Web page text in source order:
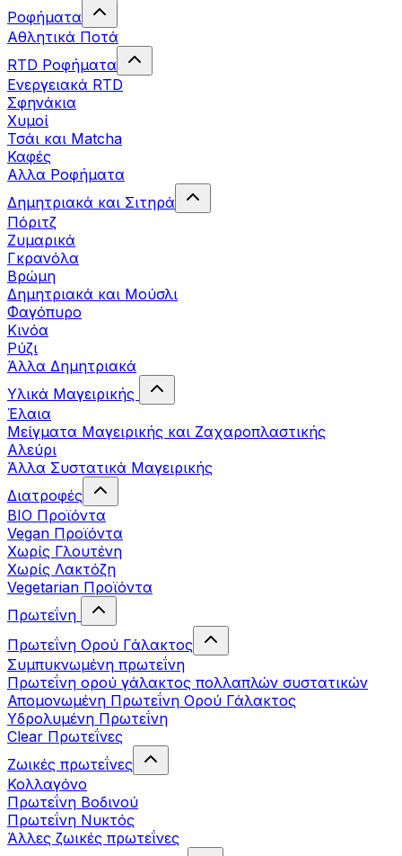
Ροφήματα
Αθλητικά Ποτά
RTD Ροφήματα
Ενεργειακά RTD
Σφηνάκια
Χυμοί
Τσάι και Matcha
Καφές
Αλλα Ροφήματα
Δημητριακά και Σιτηρά
Πόριτζ
Ζυμαρικά
Γκρανόλα
Βρώμη
Δημητριακά και Μούσλι
Φαγόπυρο
Κινόα
Ρύζι
Άλλα Δημητριακά
Υλικά Μαγειρικής
Έλαια
Μείγματα Μαγειρικής και Ζαχαροπλαστικής
Αλεύρι
Άλλα Συστατικά Μαγειρικής
Διατροφές
BIO Προϊόντα
Vegan Προϊόντα
Χωρίς Γλουτένη
Χωρίς Λακτόζη
Vegetarian Προϊόντα
Πρωτεΐνη
Πρωτεΐνη Ορού Γάλακτος
Συμπυκνωμένη πρωτεΐνη
Πρωτεΐνη ορού γάλακτος πολλαπλών συστατικών
Απομονωμένη Πρωτεΐνη Ορού Γάλακτος
Υδρολυμένη Πρωτεΐνη
Clear Πρωτεΐνες
Ζωικές πρωτεΐνες
Κολλαγόνο
Πρωτεΐνη Βοδινού
Πρωτεΐνη Νυκτός
Άλλες ζωικές πρωτεΐνες